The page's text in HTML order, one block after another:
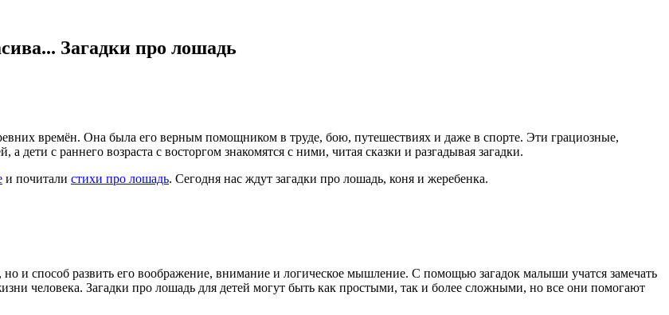
Загадки про лошадь
времён. Она была его верным помощником в труде, бою, путешествиях и даже в спорте. Эти грациозные,
с раннего возраста с восторгом знакомятся с ними, читая сказки и разгадывая загадки.
и почитали стихи про лошадь. Сегодня нас ждут загадки про лошадь, коня и жеребенка.
но и способ развить его воображение, внимание и логическое мышление. С помощью загадок малыши учатся замечать
человека. Загадки про лошадь для детей могут быть как простыми, так и более сложными, но все они помогают